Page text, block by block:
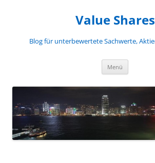
Value Shares
Blog für unterbewertete Sachwerte,
Menü